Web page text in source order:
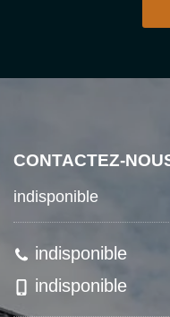
CONTACTEZ-
indisponible
indisponible
indisponible